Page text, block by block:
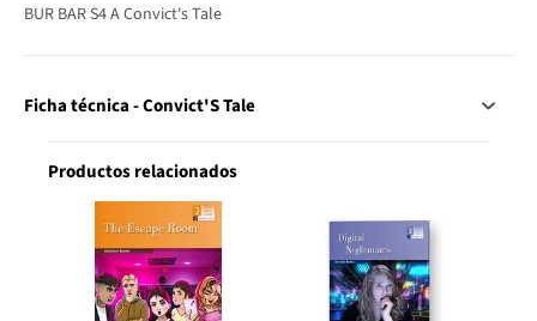
BUR BAR S4 A Convict's Tale
Ficha técnica - Convict'S Tale
Productos relacionados